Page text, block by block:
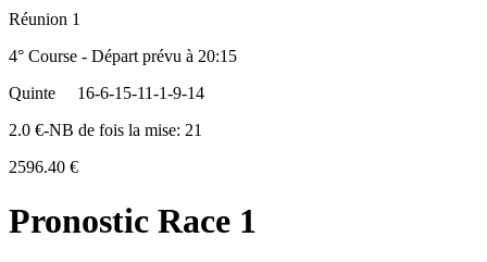
Réunion 1
4° Course - Départ prévu à 20:15
Quinte
16-6-15-11-1-9-14
2.0 €-NB de fois la mise: 21
2596.40 €
Pronostic Race 1